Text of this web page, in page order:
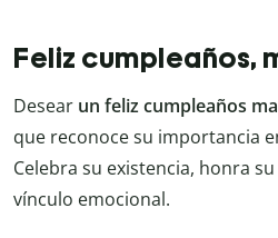
Feliz cumpleaños,
Desear un feliz cumpleaños
que reconoce su importancia
Celebra su existencia, honra
vínculo emocional.